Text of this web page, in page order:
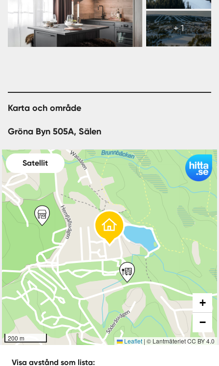
+ 1
Visa
alla
7
bilder
Karta och område
Gröna Byn 505A, Sälen
Satellit
200 m
+
−
Leaflet | © Lantmäteriet CC BY 4.0
Visa avstånd som lista: